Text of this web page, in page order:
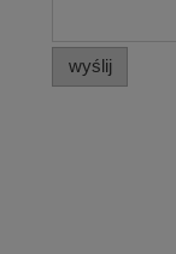
wyślij